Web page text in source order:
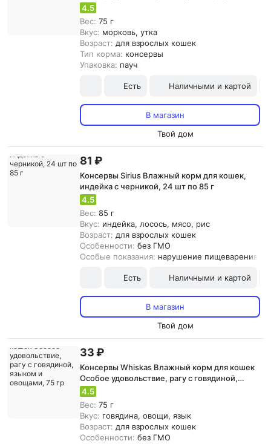
соусе, в паучах - 75 г
4.5
Вес: 75 г
Вкус: морковь, утка
Возраст: для взрослых кошек
Тип корма: консервы
Упаковка: пауч
Есть Наличными и картой
В магазин
Твой дом
81 ₽
Консервы Sirius Влажный корм для кошек,
индейка с черникой, 24 шт по 85 г
4.5
Вес: 85 г
Вкус: индейка, лосось, мясо, рис
Возраст: для взрослых кошек
Особенности: без ГМО
Особые показания: нарушение пищеварения
Есть Наличными и картой
В магазин
Твой дом
33 ₽
Консервы Whiskas Влажный корм для кошек
Особое удовольствие, рагу с говядиной,
языком и овощами, 75 гр
4.5
Вес: 75 г
Вкус: говядина, овощи, язык
Возраст: для взрослых кошек
Особенности: без ГМО